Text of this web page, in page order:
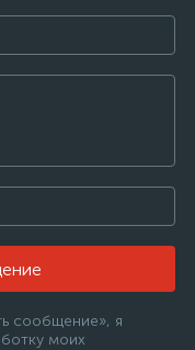
сообщение», я
моих